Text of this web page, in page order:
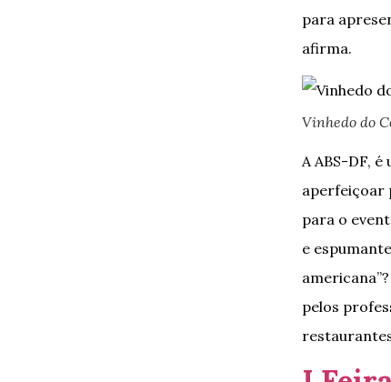
para
afirma.
Vinhedo do
A ABS-DF,
aperfeiçoar
para o
e
pelos